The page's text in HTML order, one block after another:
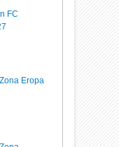
FC
Eropa